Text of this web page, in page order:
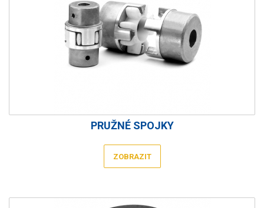
PRUŽNÉ SPOJKY
ZOBRAZIT